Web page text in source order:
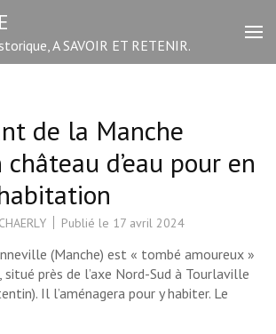
A SAVOIR ET RETENIR.
de la Manche
d’eau pour en
Publié le 17 avril 2024
(Manche) est « tombé amoureux »
situé près de l’axe Nord-Sud à Tourlaville
Il l’aménagera pour y habiter. Le